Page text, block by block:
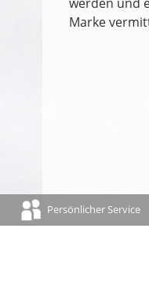
Marke
Persönlicher Service